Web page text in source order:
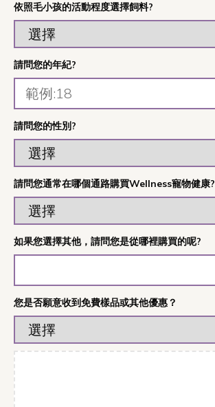
依照毛小孩的活動程度選擇飼料?
請問您的年紀?
請問您的性別?
請問您通常在哪個通路購買Wellness寵物健康?
如果您選擇其他，請問您是從哪裡購買的呢?
您是否願意收到免費樣品或其他優惠？